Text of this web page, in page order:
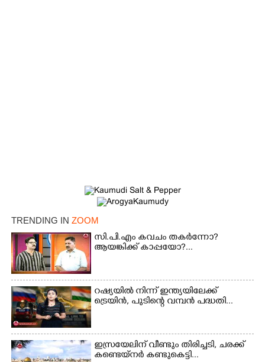
TRENDING IN ZOOM
സി.പി.എം കവചം തകർന്നോ?
ആയങ്കിക്ക് കാപ്പയോ?...
റഷ്യയിൽ നിന്ന് ഇന്ത്യയിലേക്ക്
ട്രെയിൻ, പുടിന്റെ വമ്പൻ പദ്ധതി...
ഇസ്രയേലിന് വീണ്ടും തിരിച്ചടി, ചരക്ക്
കണ്ടെയ്നർ കണ്ടുകെട്ടി...
Share this link